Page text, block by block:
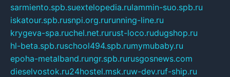
sarmiento.spb.suextelopedia.rulammin-suo.spb.ru
iskatour.spb.rusnpi.org.rurunning-line.ru
krygeva-spa.ruchel.net.rurust-loco.rudugshop.ru
hl-beta.spb.ruschool494.spb.rumymubaby.ru
epoha-metalband.rungr.spb.rurusgosnews.com
dieselvostok.ru24hostel.msk.ruw-dev.ruf-ship.ru